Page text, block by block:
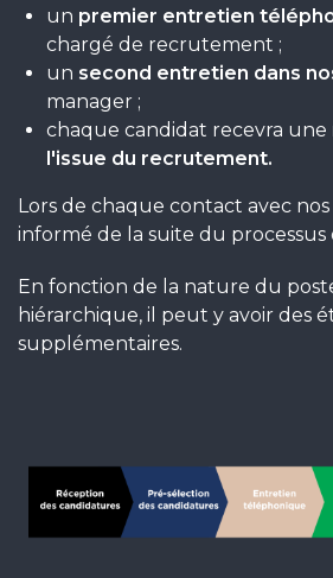
un premier entretien
chargé de recrutement ;
un second entretien dans
manager ;
chaque candidat recevra une
l'issue du recrutement.
Lors de chaque contact avec nos
informé de la suite du
En fonction de la nature du
hiérarchique, il peut y avoir des
supplémentaires.